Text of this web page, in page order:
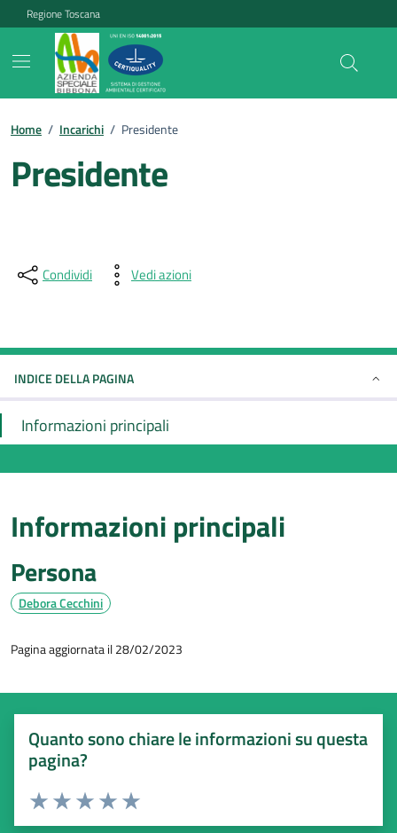
Vai ai contenuti
Vai al footer
Regione Toscana
Home / Incarichi / Presidente
Presidente
Condividi Vedi azioni
INDICE DELLA PAGINA
Informazioni principali
Informazioni principali
Persona
Debora Cecchini
Pagina aggiornata il 28/02/2023
Quanto sono chiare le informazioni su questa
pagina?
Valuta 5 stelle su 5
Valuta 4 stelle su 5
Valuta 3 stelle su 5
Valuta 2 stelle su 5
Valuta 1 stelle su 5